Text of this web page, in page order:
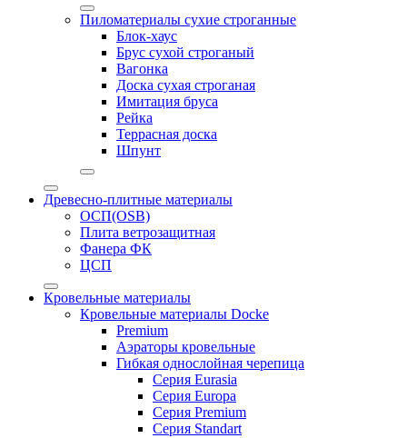
Пиломатериалы сухие строганные
Блок-хаус
Брус сухой строганый
Вагонка
Доска сухая строганая
Имитация бруса
Рейка
Террасная доска
Шпунт
Древесно-плитные материалы
ОСП(OSB)
Плита ветрозащитная
Фанера ФК
ЦСП
Кровельные материалы
Кровельные материалы Docke
Premium
Аэраторы кровельные
Гибкая однослойная черепица
Серия Eurasia
Серия Europa
Серия Premium
Серия Standart